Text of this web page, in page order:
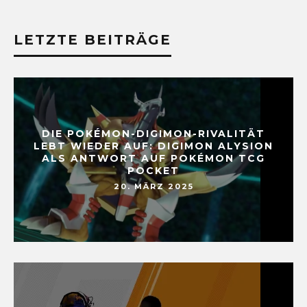
LETZTE BEITRÄGE
DIE POKÉMON-DIGIMON-RIVALITÄT
LEBT WIEDER AUF: DIGIMON ALYSION
ALS ANTWORT AUF POKÉMON TCG
POCKET
20. MÄRZ 2025